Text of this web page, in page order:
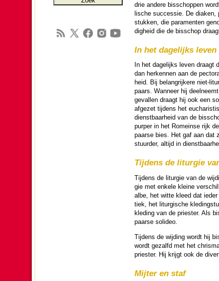
drie andere bis­schop­pen
lische successie. De
stukken, die para­menten
dig­heid die de bis­schop
In het dage­lijks leven
In het dage­lijks leven draagt
dan herkennen aan de
heid. Bij be­lang­rijkere niet-
paars. Wanneer hij
gevallen draagt hij ook een
afgezet tij­dens het
dienst­baar­heid van de
purper in het Romeinse rijk
paarse bies. Het gaf aan dat
stuur­der, altijd in
Tijdens de litur­gie
Tijdens de litur­gie van de
gie met enkele kleine
albe, het witte kleed dat
tiek, het litur­gische
kle­ding van de pries­ter. Als
paarse solideo.
Tijdens de wij­ding wordt hij
wordt gezalfd met het
pries­ter. Hij krijgt ook de
Mijter en staf